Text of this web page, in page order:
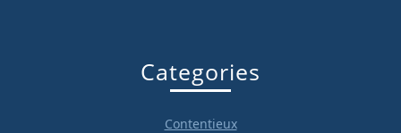
Categories
Contentieux